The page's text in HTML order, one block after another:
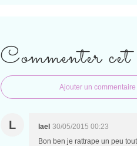
Commenter
Ajouter un commentaire
L lael 30/05/2015 00:23
Bon ben je rattrape un peu